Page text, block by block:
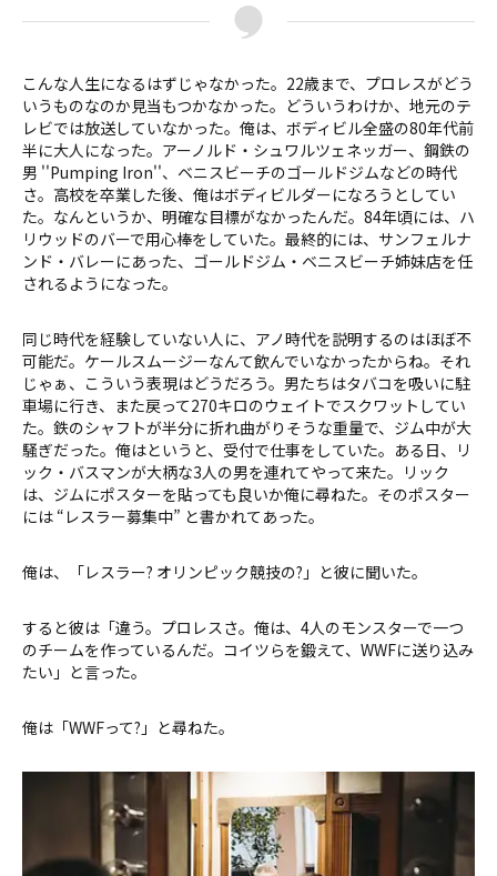
こんな人生になるはずじゃなかった。22歳まで、プロレスがどう
いうものなのか見当もつかなかった。どういうわけか、地元のテ
レビでは放送していなかった。俺は、ボディビル全盛の80年代前
半に大人になった。アーノルド・シュワルツェネッガー、鋼鉄の
男 ''Pumping Iron''、ベニスビーチのゴールドジムなどの時代
さ。高校を卒業した後、俺はボディビルダーになろうとしてい
た。なんというか、明確な目標がなかったんだ。84年頃には、ハ
リウッドのバーで用心棒をしていた。最終的には、サンフェルナ
ンド・バレーにあった、ゴールドジム・ベニスビーチ姉妹店を任
されるようになった。
同じ時代を経験していない人に、アノ時代を説明するのはほぼ不
可能だ。ケールスムージーなんて飲んでいなかったからね。それ
じゃぁ、こういう表現はどうだろう。男たちはタバコを吸いに駐
車場に行き、また戻って270キロのウェイトでスクワットしてい
た。鉄のシャフトが半分に折れ曲がりそうな重量で、ジム中が大
騒ぎだった。俺はというと、受付で仕事をしていた。ある日、リ
ック・バスマンが大柄な3人の男を連れてやって来た。リック
は、ジムにポスターを貼っても良いか俺に尋ねた。そのポスター
には “レスラー募集中” と書かれてあった。
俺は、「レスラー? オリンピック競技の?」と彼に聞いた。
すると彼は「違う。プロレスさ。俺は、4人のモンスターで一つ
のチームを作っているんだ。コイツらを鍛えて、WWFに送り込み
たい」と言った。
俺は「WWFって?」と尋ねた。